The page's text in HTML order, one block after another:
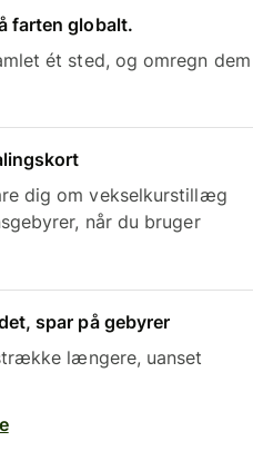
farten globalt.
ét sted, og omregn dem
dig om vekselkurstillæg
når du bruger
spar på gebyrer
længere, uanset